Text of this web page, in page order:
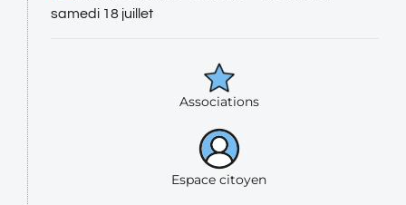
samedi 18 juillet
Associations
Espace citoyen